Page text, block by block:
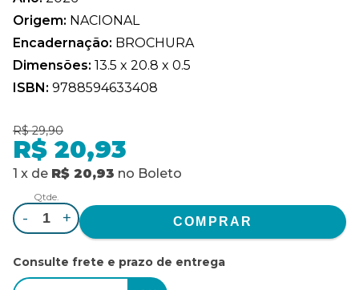
Origem: NACIONAL
Encadernação: BROCHURA
Dimensões: 13.5 x 20.8 x 0.5
ISBN: 9788594633408
R$ 29,90
R$ 20,93
1 x de R$ 20,93 no Boleto
Qtde.
- +
Consulte frete e prazo de entrega